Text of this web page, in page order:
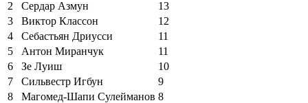
2
Сердар Азмун
13
3
Виктор Классон
12
4
Себастьян Дриусси
11
5
Антон Миранчук
11
6
Зе Луиш
10
7
Сильвестр Игбун
9
8
Магомед-Шапи Сулейманов 8